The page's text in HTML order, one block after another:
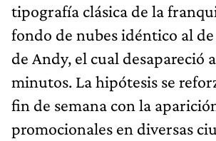
tipografía clásica de la
fondo de nubes idéntico al
de Andy, el cual desapareció
minutos. La hipótesis se
fin de semana con la
promocionales en diversas